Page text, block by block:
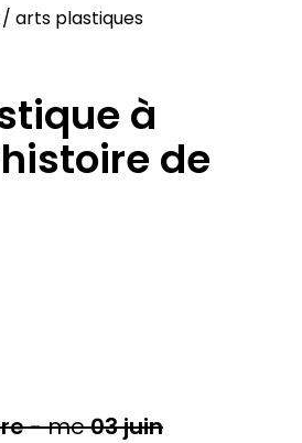
/ arts plastiques
à
de
-me03juin